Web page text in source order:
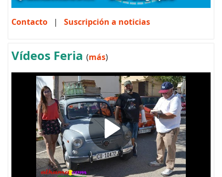
Contacto | Suscripción a noticias
Vídeos Feria (más)